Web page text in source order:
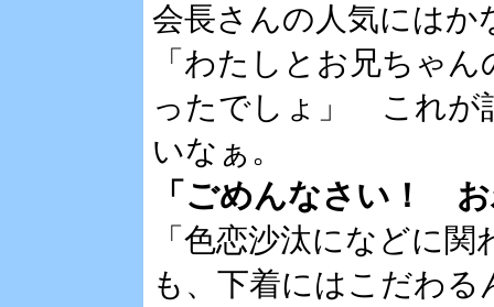
会長さんの人気にはか
「わたしとお兄ちゃ
ったでしょ」 これが
いなぁ。
「ごめんなさい！
「色恋沙汰になどに
も、下着にはこだわ